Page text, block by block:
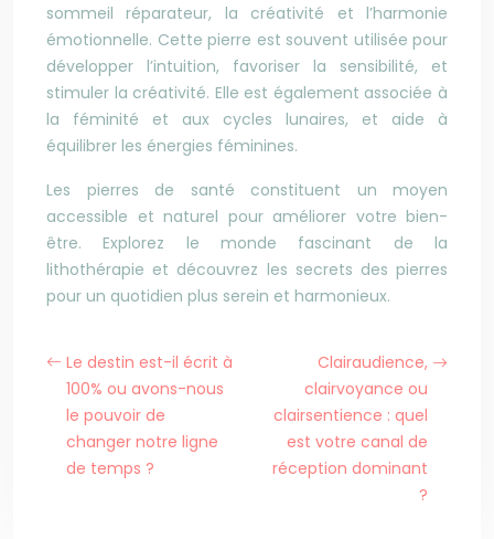
sommeil réparateur, la créativité et l’harmonie
émotionnelle. Cette pierre est souvent utilisée pour
développer l’intuition, favoriser la sensibilité, et
stimuler la créativité. Elle est également associée à
la féminité et aux cycles lunaires, et aide à
équilibrer les énergies féminines.
Les pierres de santé constituent un moyen
accessible et naturel pour améliorer votre bien-
être. Explorez le monde fascinant de la
lithothérapie et découvrez les secrets des pierres
pour un quotidien plus serein et harmonieux.
Le destin est-il écrit à
100% ou avons-nous
le pouvoir de
changer notre ligne
de temps ?
Clairaudience,
clairvoyance ou
clairsentience : quel
est votre canal de
réception dominant
?